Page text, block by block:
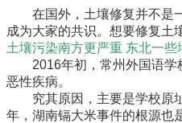
在国外，土壤修复并不是一
成为大家的共识。想要修复土
土壤污染南方更严重 东北一些
2016年初，常州外国语学校
恶性疾病。
究其原因，主要是学校原址
年，湖南镉大米事件的根源也